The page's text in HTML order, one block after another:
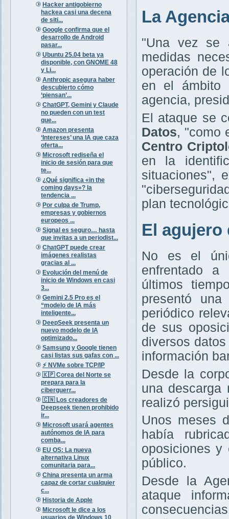
Hacker antigobierno
hackea casi una decena
de siti...
Google confirma que el
desarrollo de Android
pasar...
Ubuntu 25.04 beta ya
disponible, con GNOME 48
y Li...
Anthropic asegura haber
descubierto cómo
‘piensan’...
ChatGPT, Gemini y Claude
no pueden con un test
que...
Amazon presenta
‘Intereses’ una IA que caza
oferta...
Microsoft rediseña el
inicio de sesión para que
te...
¿Qué significa «in the
coming days»? la
tendencia ...
Por culpa de Trump,
empresas y gobiernos
europeos ...
Signal es seguro… hasta
que invitas a un periodist...
ChatGPT puede crear
imágenes realistas
gracias al ...
Evolución del menú de
inicio de Windows en casi
3...
Gemini 2.5 Pro es el
“modelo de IA más
inteligente...
DeepSeek presenta un
nuevo modelo de IA
optimizado...
Samsung y Google tienen
casi listas sus gafas con ...
⚡️ NVMe sobre TCP/IP
🇰🇵 Corea del Norte se
prepara para la
ciberguerr...
🇨🇳 Los creadores de
Deepseek tienen prohibido
ir...
Microsoft usará agentes
autónomos de IA para
comba...
EU OS: La nueva
alternativa Linux
comunitaria para...
China presenta un arma
capaz de cortar cualquier
c...
Historia de Apple
Microsoft le dice a los
usuarios de Windows 10
La
"Una vez se
medidas
operación de
en el ámbito
agencia,
El ataque se
Datos, "como
Centro
en la
situaciones",
plan
El agujero
No es el
enfrentado a
últimos
presentó
periódico
de sus
diversos
información
Desde la
una descarga
realizó
Unos meses
había
oposiciones y
público.
Desde la
ataque